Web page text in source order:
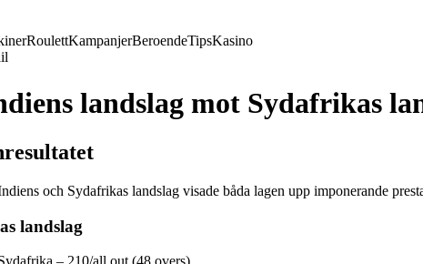
RoulettKampanjerBeroendeTipsKasino
landslag mot Sydafrikas
och Sydafrikas landslag visade båda lagen upp imponerande
landslag